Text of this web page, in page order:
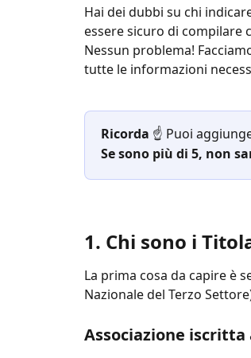
Hai dei dubbi su chi
essere sicuro di compilare
Nessun problema!
tutte le informazioni
Ricorda ☝️ Puoi
Se sono più di 5, non
1. Chi sono i
La prima cosa da capire è
Nazionale del Terzo
Associazione iscritta